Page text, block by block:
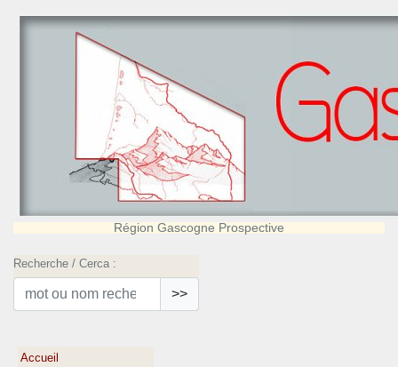
Région Gascogne Prospective
Recherche / Cerca :
>>
Accueil